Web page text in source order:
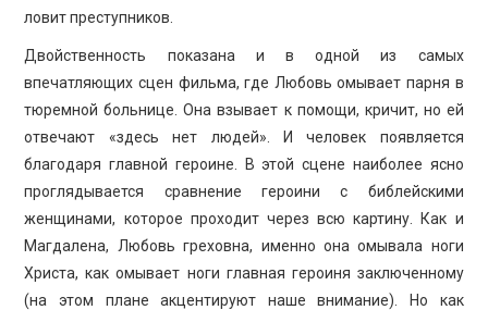
ловит преступников.
Двойственность показана и в одной из самых
впечатляющих сцен фильма, где Любовь омывает парня в
тюремной больнице. Она взывает к помощи, кричит, но ей
отвечают «здесь нет людей». И человек появляется
благодаря главной героине. В этой сцене наиболее ясно
проглядывается сравнение героини с библейскими
женщинами, которое проходит через всю картину. Как и
Магдалена, Любовь греховна, именно она омывала ноги
Христа, как омывает ноги главная героиня заключенному
(на этом плане акцентируют наше внимание). Но как